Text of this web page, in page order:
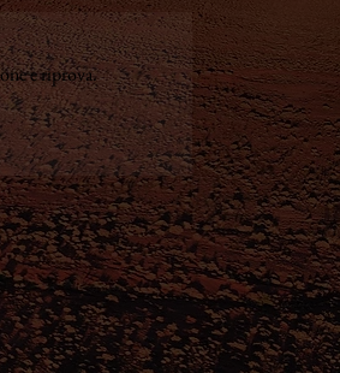
e riprova.